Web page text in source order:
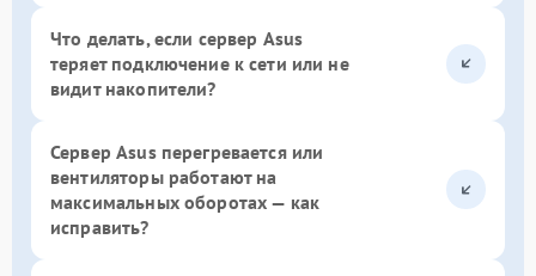
Что делать, если сервер Asus
теряет подключение к сети или не
видит накопители?
Сервер Asus перегревается или
вентиляторы работают на
максимальных оборотах — как
исправить?